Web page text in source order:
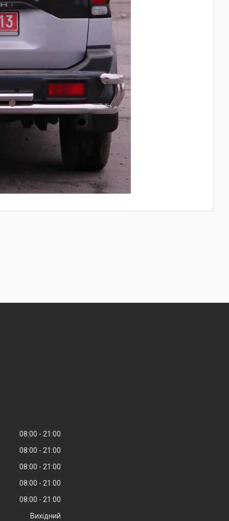
08:00
21:00
08:00
21:00
08:00
21:00
08:00
21:00
08:00
21:00
Вихідний